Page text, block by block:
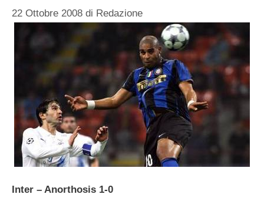
22 Ottobre 2008 di Redazione
Inter – Anorthosis 1-0